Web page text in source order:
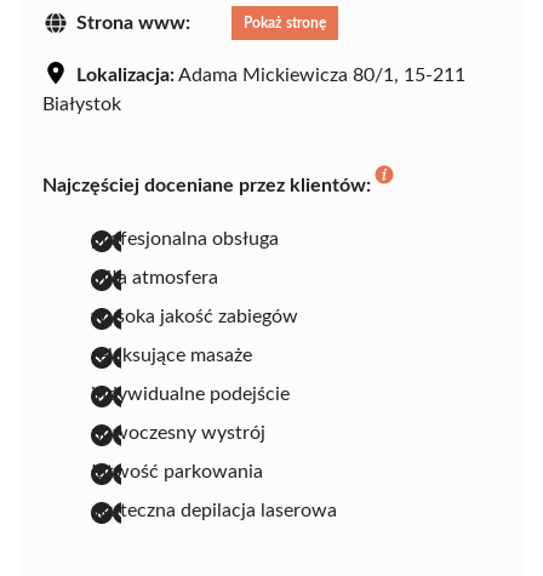
Strona www: Pokaż stronę
Lokalizacja:Adama Mickiewicza 80/1, 15-211
Białystok
Najczęściej doceniane przez klientów:
profesjonalna obsługa
miła atmosfera
wysoka jakość zabiegów
relaksujące masaże
indywidualne podejście
nowoczesny wystrój
łatwość parkowania
skuteczna depilacja laserowa